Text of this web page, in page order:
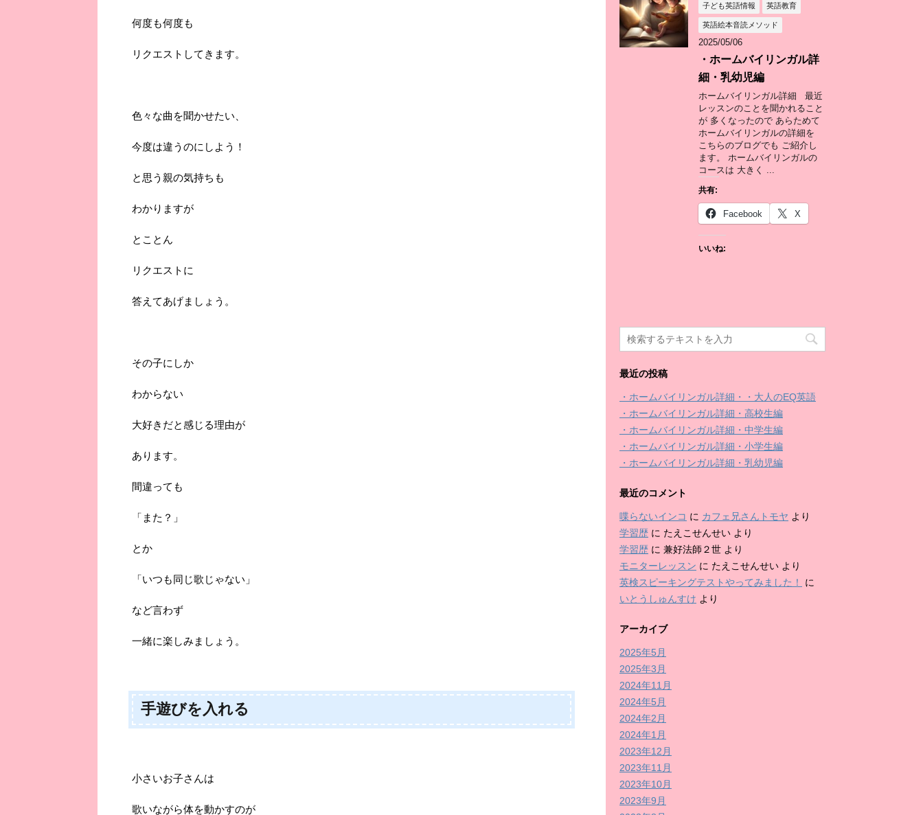
何度も何度も
リクエストしてきます。
色々な曲を聞かせたい、
今度は違うのにしよう！
と思う親の気持ちも
わかりますが
とことん
リクエストに
答えてあげましょう。
その子にしか
わからない
大好きだと感じる理由が
あります。
間違っても
「また？」
とか
「いつも同じ歌じゃない」
など言わず
一緒に楽しみましょう。
手遊びを入れる
小さいお子さんは
歌いながら体を動かすのが
子ども英語情報 英語教育
英語絵本音読メソッド
2025/05/06
・ホームバイリンガル詳
細・乳幼児編
ホームバイリンガル詳細 最近
レッスンのことを聞かれること
が 多くなったので あらためて
ホームバイリンガルの詳細を
こちらのブログでも ご紹介し
ます。 ホームバイリンガルの
コースは 大きく ...
共有:
Facebook X
いいね:
最近の投稿
・ホームバイリンガル詳細・・大人のEQ英語
・ホームバイリンガル詳細・高校生編
・ホームバイリンガル詳細・中学生編
・ホームバイリンガル詳細・小学生編
・ホームバイリンガル詳細・乳幼児編
最近のコメント
喋らないインコ に カフェ兄さんトモヤ より
学習歴 に たえこせんせい より
学習歴 に 兼好法師２世 より
モニターレッスン に たえこせんせい より
英検スピーキングテストやってみました！
に
いとうしゅんすけ より
アーカイブ
2025年5月
2025年3月
2024年11月
2024年5月
2024年2月
2024年1月
2023年12月
2023年11月
2023年10月
2023年9月